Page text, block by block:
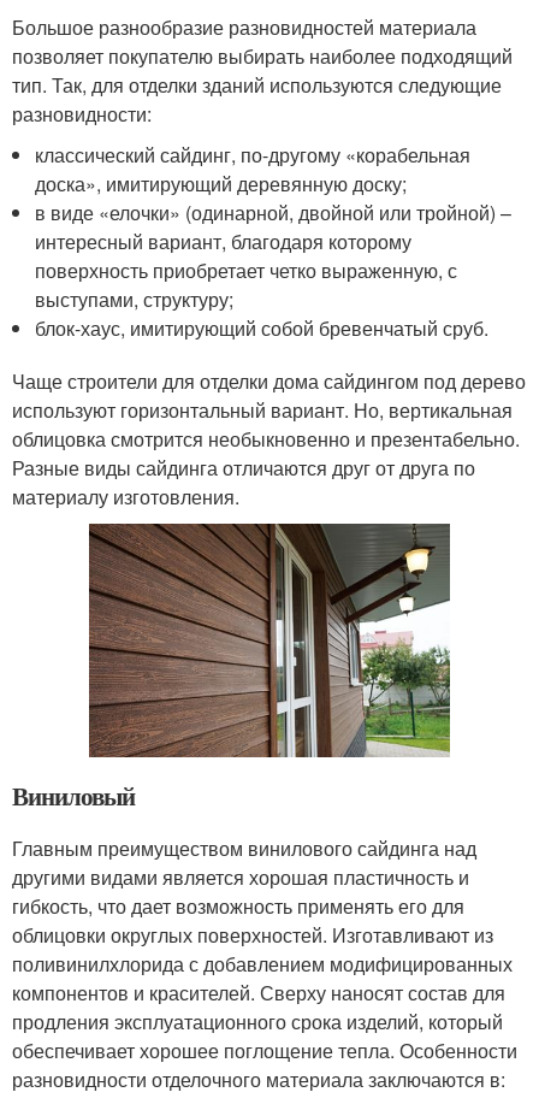
Большое разнообразие разновидностей материала
позволяет покупателю выбирать наиболее подходящий
тип. Так, для отделки зданий используются следующие
разновидности:
классический сайдинг, по-другому «корабельная
доска», имитирующий деревянную доску;
в виде «елочки» (одинарной, двойной или тройной) –
интересный вариант, благодаря которому
поверхность приобретает четко выраженную, с
выступами, структуру;
блок-хаус, имитирующий собой бревенчатый сруб.
Чаще строители для отделки дома сайдингом под дерево
используют горизонтальный вариант. Но, вертикальная
облицовка смотрится необыкновенно и презентабельно.
Разные виды сайдинга отличаются друг от друга по
материалу изготовления.
Виниловый
Главным преимуществом винилового сайдинга над
другими видами является хорошая пластичность и
гибкость, что дает возможность применять его для
облицовки округлых поверхностей. Изготавливают из
поливинилхлорида с добавлением модифицированных
компонентов и красителей. Сверху наносят состав для
продления эксплуатационного срока изделий, который
обеспечивает хорошее поглощение тепла. Особенности
разновидности отделочного материала заключаются в: